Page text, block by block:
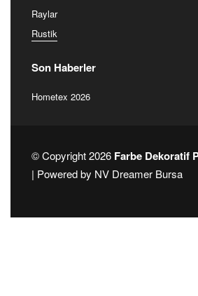
Raylar
Rustik
Son Haberler
Hometex 2026
© Copyright 2026 Farbe Dekoratif
| Powered by NV Dreamer Bursa